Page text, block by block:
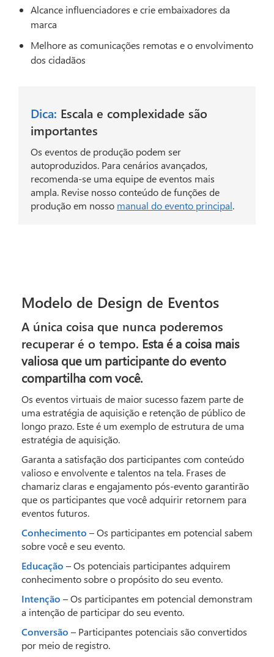
Alcance influenciadores e crie embaixadores da
marca
Melhore as comunicações remotas e o envolvimento
dos cidadãos
Dica: Escala e complexidade são
importantes
Os eventos de produção podem ser
autoproduzidos. Para cenários avançados,
recomenda-se uma equipe de eventos mais
ampla. Revise nosso conteúdo de funções de
produção em nosso manual do evento principal.
Modelo de Design de Eventos
A única coisa que nunca poderemos
recuperar é o tempo. Esta é a coisa mais
valiosa que um participante do evento
compartilha com você.
Os eventos virtuais de maior sucesso fazem parte de
uma estratégia de aquisição e retenção de público de
longo prazo. Este é um exemplo de estrutura de uma
estratégia de aquisição.
Garanta a satisfação dos participantes com conteúdo
valioso e envolvente e talentos na tela. Frases de
chamariz claras e engajamento pós-evento garantirão
que os participantes que você adquirir retornem para
eventos futuros.
Conhecimento – Os participantes em potencial sabem
sobre você e seu evento.
Educação – Os potenciais participantes adquirem
conhecimento sobre o propósito do seu evento.
Intenção – Os participantes em potencial demonstram
a intenção de participar do seu evento.
Conversão – Participantes potenciais são convertidos
por meio de registro.